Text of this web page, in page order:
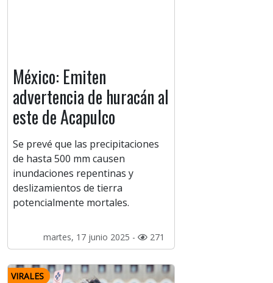
México: Emiten
advertencia de huracán al
este de Acapulco
Se prevé que las precipitaciones
de hasta 500 mm causen
inundaciones repentinas y
deslizamientos de tierra
potencialmente mortales.
martes, 17 junio 2025 - 271
VIRALES